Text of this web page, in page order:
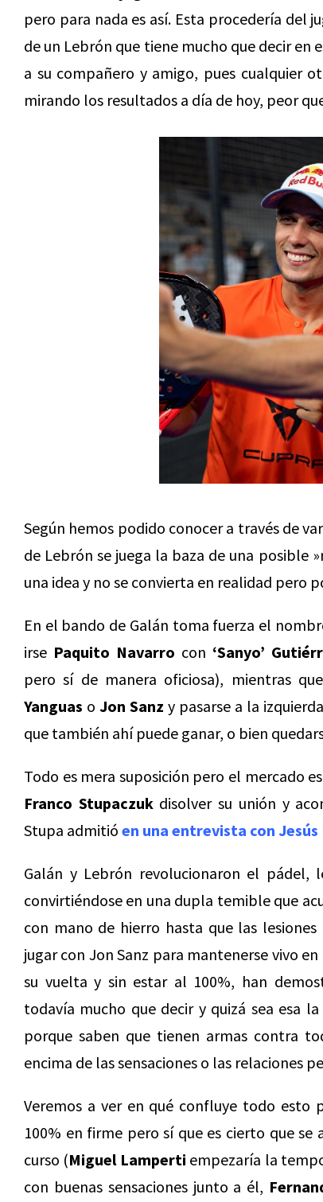
pero para nada es así. Esta procedería del
de un Lebrón que tiene mucho que decir
a su compañero y amigo, pues cualquier
mirando los resultados a día de hoy, peor
Según hemos podido conocer a través de
de Lebrón se juega la baza de una posible
una idea y no se convierta en realidad pero
En el bando de Galán toma fuerza el
irse Paquito Navarro con ‘Sanyo’
pero sí de manera oficiosa), mientras
Yanguas o Jon Sanz y pasarse a la
que también ahí puede ganar, o bien
Todo es mera suposición pero el mercado
Franco Stupaczukdisolver su unión y
Stupa admitió en una entrevista con Jesús
Galán y Lebrón revolucionaron el
convirtiéndose en una dupla temible que
con mano de hierro hasta que las
jugar con Jon Sanz para mantenerse vivo
su vuelta y sin estar al 100%, han
todavía mucho que decir y quizá sea esa
porque saben que tienen armas contra
encima de las sensaciones o las relaciones
Veremos a ver en qué confluye todo esto
100% en firme pero sí que es cierto que
curso (Miguel Lamperti empezaría la
con buenas sensaciones junto a él,